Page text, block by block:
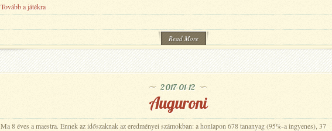
Tovább a játékra
Read More
2017-01-12
Auguroni
Ma 8 éves a maestra. Ennek az időszaknak az eredményei számokban: a honlapon 678 tananyag (95%-a ingyenes), 37